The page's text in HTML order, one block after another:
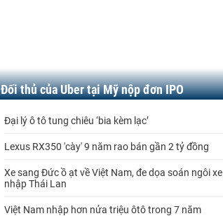
Đối thủ của Uber tại Mỹ nộp đơn IPO
Đại lý ô tô tung chiêu ‘bia kèm lạc’
Lexus RX350 'cày' 9 năm rao bán gần 2 tỷ đồng
Xe sang Đức ồ ạt về Việt Nam, đe dọa soán ngôi xe
nhập Thái Lan
Việt Nam nhập hơn nửa triệu ôtô trong 7 năm